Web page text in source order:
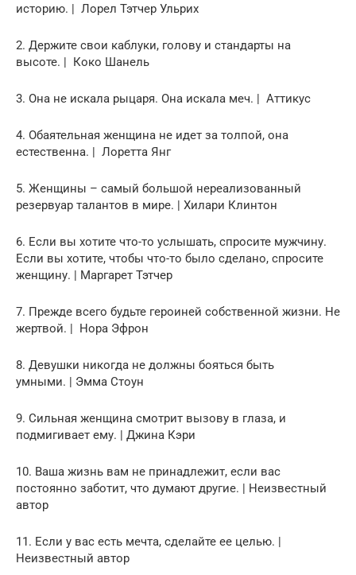
историю. | Лорел Тэтчер Ульрих
2. Держите свои каблуки, голову и стандарты на
высоте. | Коко Шанель
3. Она не искала рыцаря. Она искала меч. | Аттикус
4. Обаятельная женщина не идет за толпой, она
естественна. | Лоретта Янг
5. Женщины – самый большой нереализованный
резервуар талантов в мире. | Хилари Клинтон
6. Если вы хотите что-то услышать, спросите мужчину.
Если вы хотите, чтобы что-то было сделано, спросите
женщину. | Маргарет Тэтчер
7. Прежде всего будьте героиней собственной жизни. Не
жертвой. | Нора Эфрон
8. Девушки никогда не должны бояться быть
умными. | Эмма Стоун
9. Сильная женщина смотрит вызову в глаза, и
подмигивает ему. | Джина Кэри
10. Ваша жизнь вам не принадлежит, если вас
постоянно заботит, что думают другие. | Неизвестный
автор
11. Если у вас есть мечта, сделайте ее целью. |
Неизвестный автор